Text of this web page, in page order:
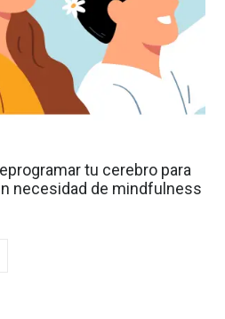
tu cerebro para
necesidad de mindfulness